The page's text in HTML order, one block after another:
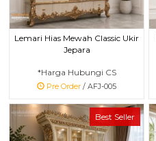
Lemari Hias Mewah Classic Ukir
Jepara
*Harga Hubungi CS
Pre Order / AFJ-005
Best Seller